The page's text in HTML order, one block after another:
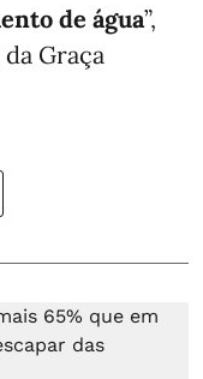
de água”,
Graça